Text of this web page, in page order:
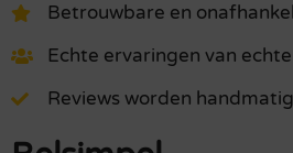
Betrouwbare en
Echte ervaringen van
Reviews worden